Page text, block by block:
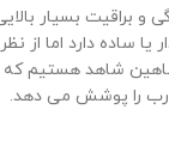
براقیت بسیار
ساده دارد اما از
شاهد هستیم که
درب را پوشش می دهد.